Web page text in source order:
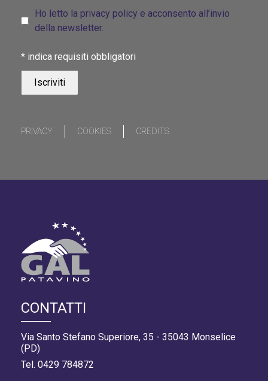
CONTATTI
Via Santo Stefano Superiore, 35 - 35043 Monselice
(PD)
Tel. 0429 784872
Ho letto la privacy policy e acconsento all’invio
della newsletter.
* indica requisiti obbligatori
PRIVACY COOKIES CREDITS